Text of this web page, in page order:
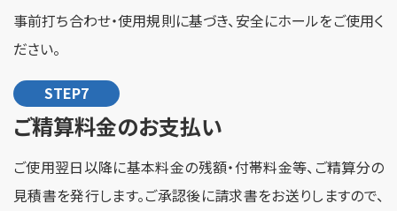
事前打ち合わせ・使用規則に基づき、安全にホールをご使用く
ださい。
STEP7
ご精算料金のお支払い
ご使用翌日以降に基本料金の残額・付帯料金等、ご精算分の
見積書を発行します。ご承認後に請求書をお送りしますので、